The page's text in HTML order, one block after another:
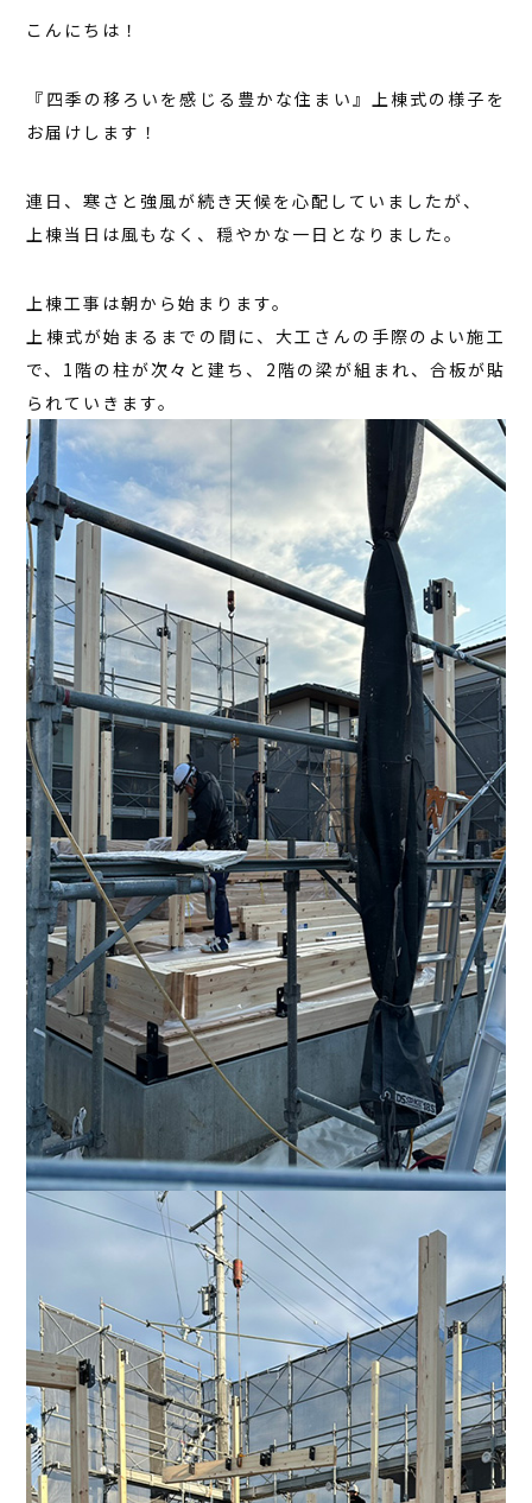
こんにちは！
『四季の移ろいを感じる豊かな住まい』上棟式の様子を
お届けします！
連日、寒さと強風が続き天候を心配していましたが、
上棟当日は風もなく、穏やかな一日となりました。
上棟工事は朝から始まります。
上棟式が始まるまでの間に、大工さんの手際のよい施工
で、1階の柱が次々と建ち、2階の梁が組まれ、合板が貼
られていきます。